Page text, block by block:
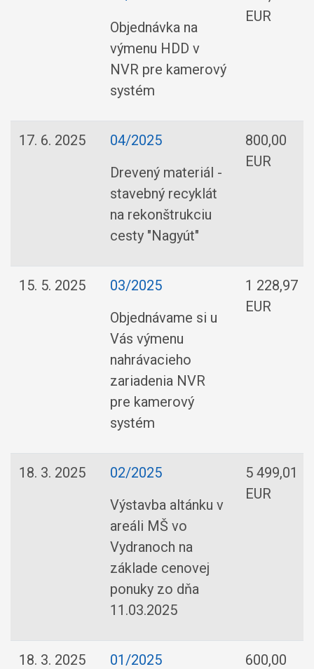
Objednávka na
výmenu HDD v
NVR pre kamerový
systém
EUR
17. 6. 2025
04/2025
Drevený materiál -
stavebný recyklát
na rekonštrukciu
cesty "Nagyút"
800,00
EUR
15. 5. 2025
03/2025
Objednávame si u
Vás výmenu
nahrávacieho
zariadenia NVR
pre kamerový
systém
1 228,97
EUR
18. 3. 2025
02/2025
Výstavba altánku v
areáli MŠ vo
Vydranoch na
základe cenovej
ponuky zo dňa
11.03.2025
5 499,01
EUR
18. 3. 2025
01/2025
600,00